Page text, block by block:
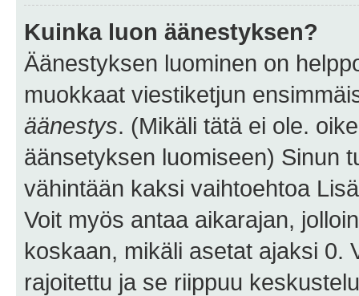
Kuinka luon äänestyksen?
Äänestyksen luominen on
muokkaat viestiketjun
äänestys. (Mikäli tätä ei ole.
äänsetyksen luomiseen) Sinun
vähintään kaksi vaihtoehtoa
Voit myös antaa aikarajan,
koskaan, mikäli asetat ajaksi 0.
rajoitettu ja se riippuu